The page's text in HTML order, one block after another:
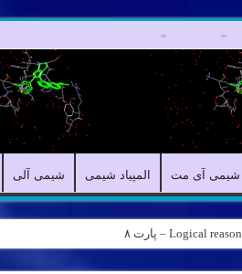
شیمی آی مت المپیاد شیمی شیمی آلی